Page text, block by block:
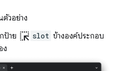
ตัวอย่าง
ป้าย ink_selection slot ข้างองค์ประกอบ
ง